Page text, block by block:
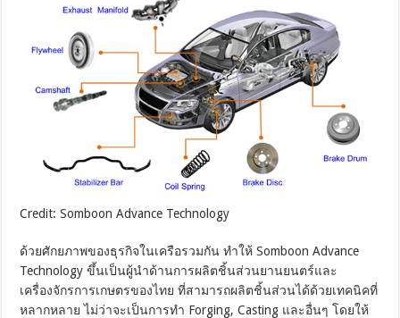
Credit: Somboon Advance Technology
ด้วยศักยภาพของธุรกิจในเครือรวมกัน ทำให้ Somboon Advance
Technology ขึ้นเป็นผู้นำด้านการผลิตชิ้นส่วนยานยนตร์และ
เครื่องจักรการเกษตรของไทย ที่สามารถผลิตชิ้นส่วนได้ด้วยเทคนิคที่
หลากหลาย ไม่ว่าจะเป็นการทำ Forging, Casting และอื่นๆ โดยให้